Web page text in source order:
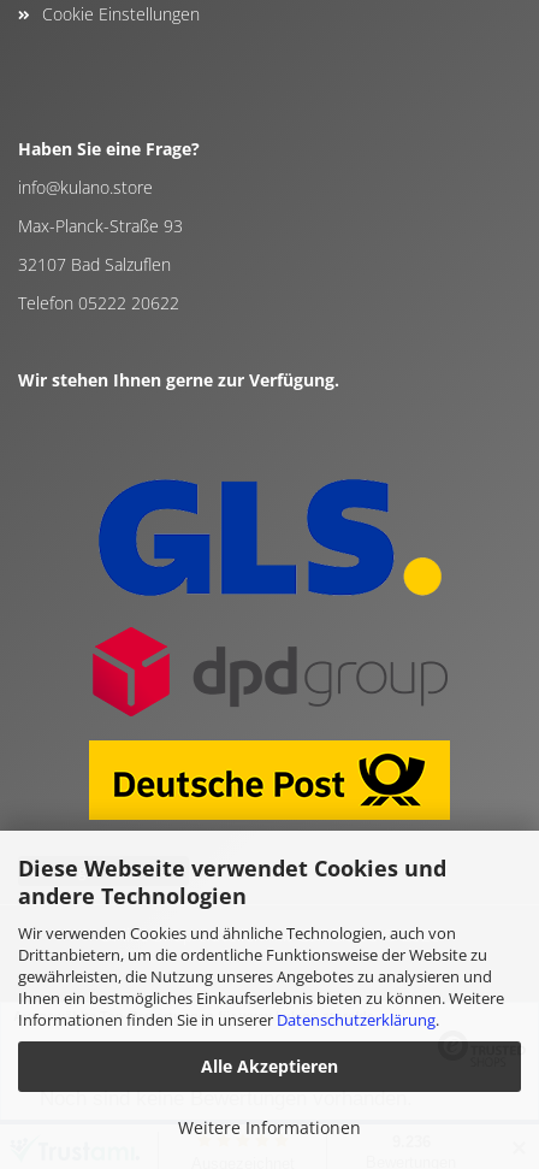
Diese Webseite verwendet Cookies und
andere Technologien
Wir verwenden Cookies und ähnliche Technologien, auch von
Drittanbietern, um die ordentliche Funktionsweise der Website zu
gewährleisten, die Nutzung unseres Angebotes zu analysieren und
Ihnen ein bestmögliches Einkaufserlebnis bieten zu können. Weitere
Informationen finden Sie in unserer Datenschutzerklärung.
Alle Akzeptieren
Weitere Informationen
Cookie Einstellungen
Haben Sie eine Frage?
info@kulano.store
Max-Planck-Straße 93
32107 Bad Salzuflen
Telefon 05222 20622
Wir stehen Ihnen gerne zur Verfügung.
Vertrag widerrufen
Online Shop erstellenmit Gambio.de © 2026
Ausgewählte Top-Bewertungen für www.kulano.store/de
Noch sind keine Bewertungen vorhanden.